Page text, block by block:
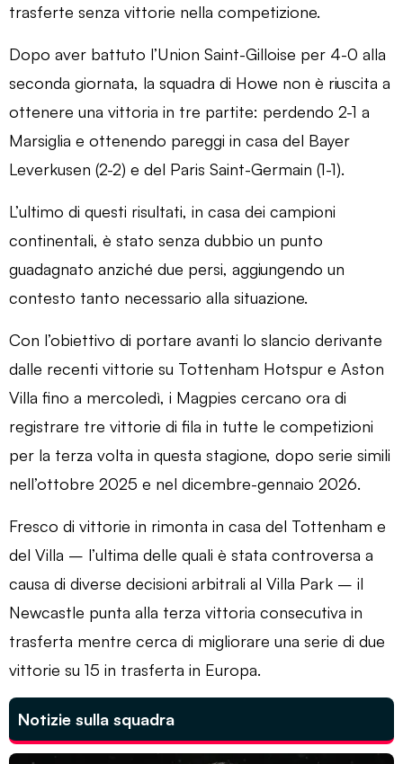
trasferte senza vittorie nella competizione.
Dopo aver battuto l’Union Saint-Gilloise per 4-0 alla
seconda giornata, la squadra di Howe non è riuscita a
ottenere una vittoria in tre partite: perdendo 2-1 a
Marsiglia e ottenendo pareggi in casa del Bayer
Leverkusen (2-2) e del Paris Saint-Germain (1-1).
L’ultimo di questi risultati, in casa dei campioni
continentali, è stato senza dubbio un punto
guadagnato anziché due persi, aggiungendo un
contesto tanto necessario alla situazione.
Con l’obiettivo di portare avanti lo slancio derivante
dalle recenti vittorie su Tottenham Hotspur e Aston
Villa fino a mercoledì, i Magpies cercano ora di
registrare tre vittorie di fila in tutte le competizioni
per la terza volta in questa stagione, dopo serie simili
nell’ottobre 2025 e nel dicembre-gennaio 2026.
Fresco di vittorie in rimonta in casa del Tottenham e
del Villa – l’ultima delle quali è stata controversa a
causa di diverse decisioni arbitrali al Villa Park – il
Newcastle punta alla terza vittoria consecutiva in
trasferta mentre cerca di migliorare una serie di due
vittorie su 15 in trasferta in Europa.
Notizie sulla squadra